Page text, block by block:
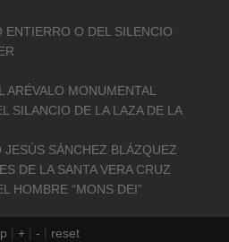
ENTIERRO O DEL SILENCIO
ARÉVALO MONUMENTAL
SILANCIO DE LA LAZA DE LA
JESÚS SÁNCHEZ BLÁZQUEZ
DE LA SANTA VERA CRUZ
HOMBRE “MONS DEI”
| + | - | reset